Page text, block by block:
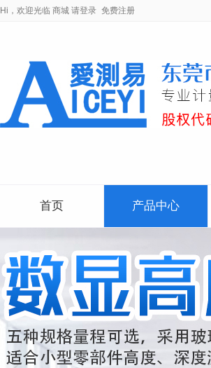
Hi，欢迎光临 商城 请登录 免费注册
首页 产品中心